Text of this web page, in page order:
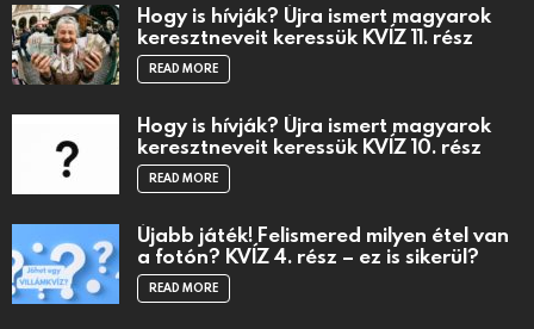
Hogy is hívják? Újra ismert magyarok
keresztneveit keressük KVÍZ 11. rész
READ MORE
Hogy is hívják? Újra ismert magyarok
keresztneveit keressük KVÍZ 10. rész
READ MORE
Újabb játék! Felismered milyen étel van
a fotón? KVÍZ 4. rész – ez is sikerül?
READ MORE